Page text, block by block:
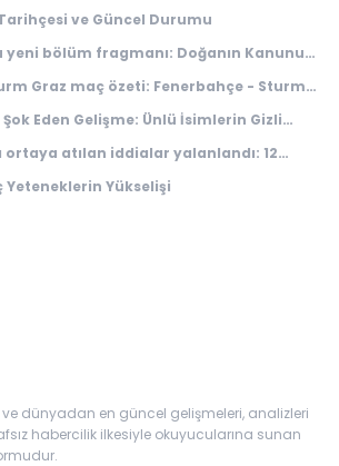
ve Güncel Durumu
yeni bölüm fragmanı: Doğanın Kanunu
Graz maç özeti: Fenerbahçe - Sturm
Eden Gelişme: Ünlü İsimlerin Gizli
ortaya atılan iddialar yalanlandı: 12
Yeteneklerin Yükselişi
ve dünyadan en güncel gelişmeleri, analizleri
habercilik ilkesiyle okuyucularına sunan